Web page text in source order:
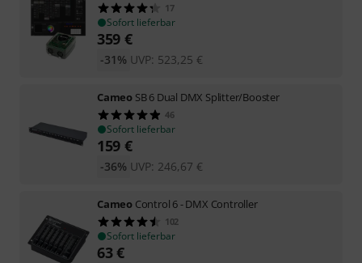
17
Sofort lieferbar
359 €
UVP: 523,25 €
-31%
Cameo SB 6 Dual DMX Splitter/Booster
46
Sofort lieferbar
159 €
UVP: 246,67 €
-36%
Cameo Control 6 - DMX Controller
102
Sofort lieferbar
63€